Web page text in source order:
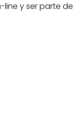
line y ser parte de